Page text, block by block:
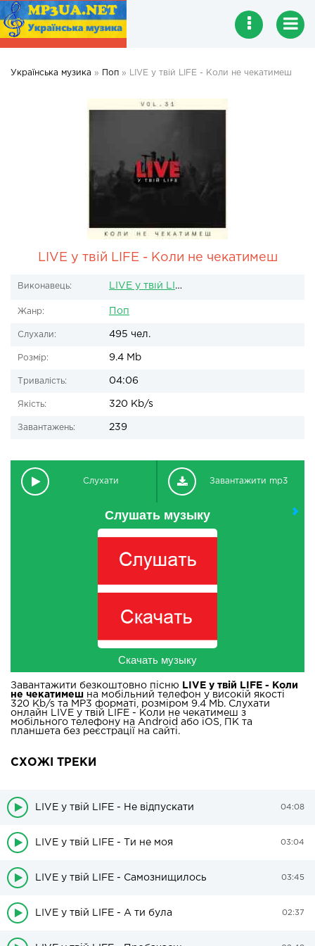
Українська музика » Поп » LIVE у твій LIFE - Коли не чекатимеш
LIVE у твій LIFE - Коли не чекатимеш
Виконавець: LIVE у твій LIFE
Жанр: Поп
Слухали: 495 чел.
Розмір: 9.4 Mb
Тривалість: 04:06
Якість: 320 Kb/s
Завантажень: 239
Слухати Завантажити mp3
Слушать музыку
Скачать музыку
Завантажити безкоштовно пісню
LIVE у твій LIFE - Коли
не чекатимеш на мобільний телефон у високій якості
320 Kb/s та MP3 форматі, розміром 9.4 Mb. Слухати
онлайн LIVE у твій LIFE - Коли не чекатимеш з
мобільного телефону на Android або iOS, ПК та
планшета без реєстрації на сайті.
СХОЖІ ТРЕКИ
LIVE у твій LIFE - Не відпускати 04:08
LIVE у твій LIFE - Ти не моя 03:04
LIVE у твій LIFE - Самознищилось 03:45
LIVE у твій LIFE - А ти була 02:37